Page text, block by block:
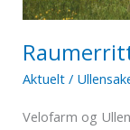
Aktuelt /
Velofarm og